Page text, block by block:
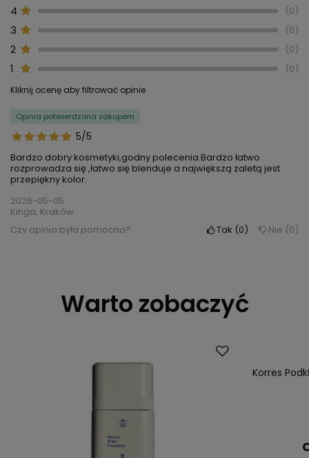
4 0
3 0
2 0
1 0
Kliknij ocenę aby filtrować opinie
5/5
Opinia potwierdzona zakupem
Bardzo dobry kosmetyki,godny polecenia.Bardzo łatwo
rozprowadza się ,łatwo się blenduje a największą zaletą jest
przepiękny kolor.
2026-05-05
Kinga, Kraków
Czy opinia była pomocna?
Tak 0 Nie 0
Warto zobaczyć
Korres